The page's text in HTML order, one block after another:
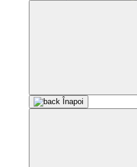
Înapoi